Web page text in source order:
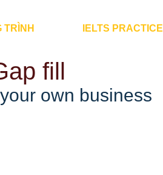
TRÌNH IELTS PRACTICE
fill
own business